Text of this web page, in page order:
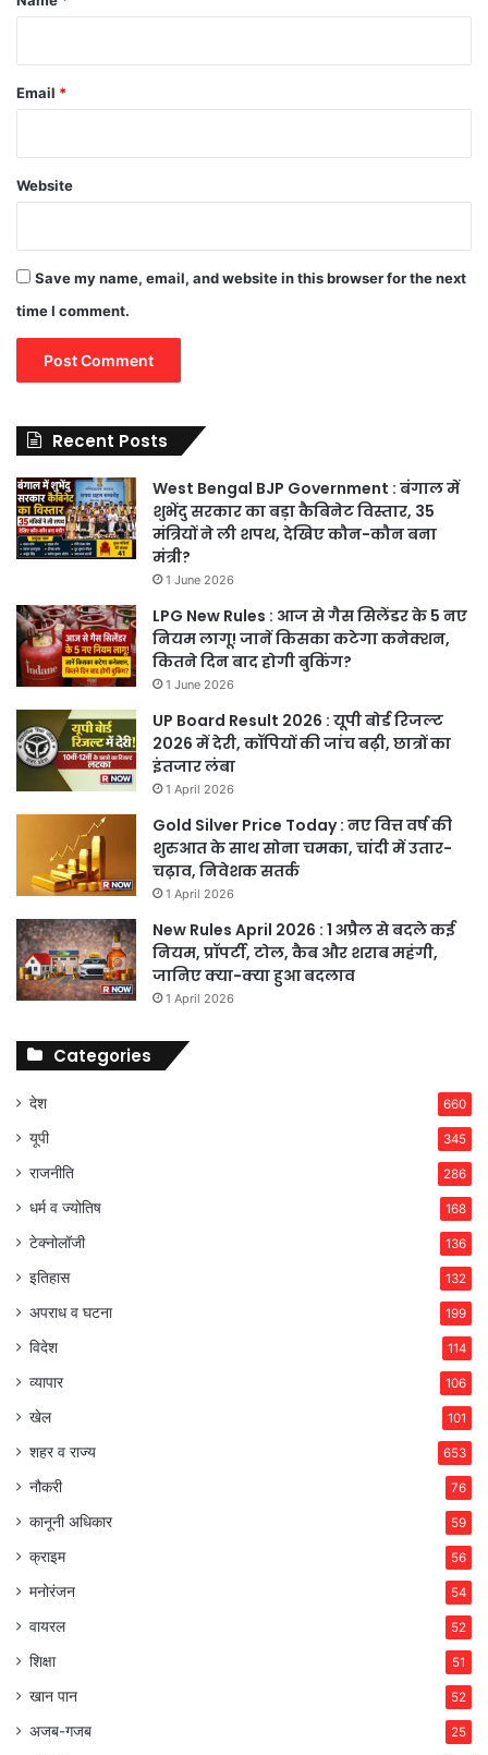
Email *
Website
Save my name, email, and website in this browser for the next
time I comment.
Recent Posts
West Bengal BJP Government : बंगाल में
शुभेंदु सरकार का बड़ा कैबिनेट विस्तार, 35
मंत्रियों ने ली शपथ, देखिए कौन-कौन बना
मंत्री?
1 June 2026
LPG New Rules : आज से गैस सिलेंडर के 5 नए
नियम लागू! जानें किसका कटेगा कनेक्शन,
कितने दिन बाद होगी बुकिंग?
1 June 2026
UP Board Result 2026 : यूपी बोर्ड रिजल्ट
2026 में देरी, कॉपियों की जांच बढ़ी, छात्रों का
इंतजार लंबा
1 April 2026
Gold Silver Price Today : नए वित्त वर्ष की
शुरुआत के साथ सोना चमका, चांदी में उतार-
चढ़ाव, निवेशक सतर्क
1 April 2026
New Rules April 2026 : 1 अप्रैल से बदले कई
नियम, प्रॉपर्टी, टोल, कैब और शराब महंगी,
जानिए क्या-क्या हुआ बदलाव
1 April 2026
Categories
देश 660
यूपी 345
राजनीति 286
धर्म व ज्योतिष 168
टेक्नोलॉजी 136
इतिहास 132
अपराध व घटना 199
विदेश 114
व्यापार 106
खेल 101
शहर व राज्य 653
नौकरी 76
कानूनी अधिकार 59
क्राइम 56
मनोरंजन 54
वायरल 52
शिक्षा 51
खान पान 52
अजब-गजब 25